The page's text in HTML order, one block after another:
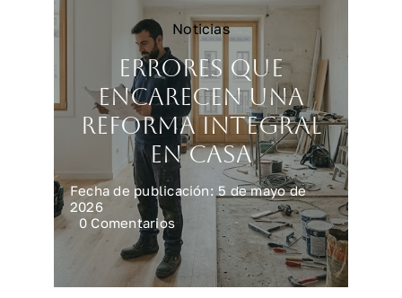
Noticias
Errores que
encarecen una
reforma integral
en casa
Fecha de publicación: 5 de mayo de
2026
0 Comentarioson
Errores
que
encarecen
una